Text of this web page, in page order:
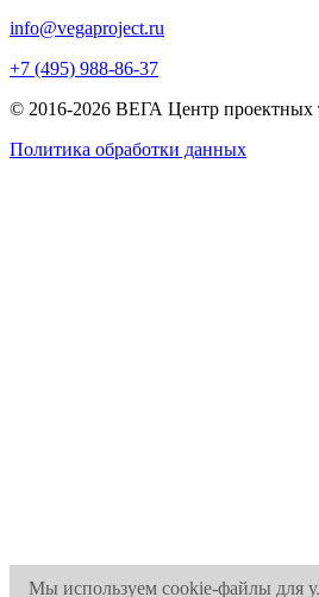
info@vegaproject.ru
+7 (495) 988-86-37
© 2016-2026 ВЕГА Центр проектных
Политика обработки данных
Мы используем cookie-файлы для